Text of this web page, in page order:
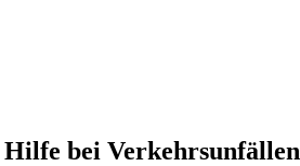
Hilfe bei Verkehrsunfällen